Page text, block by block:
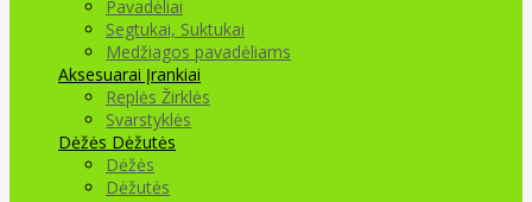
Pavadėliai
Segtukai, Suktukai
Medžiagos pavadėliams
Aksesuarai Įrankiai
Replės Žirklės
Svarstyklės
Dėžės Dėžutės
Dėžės
Dėžutės